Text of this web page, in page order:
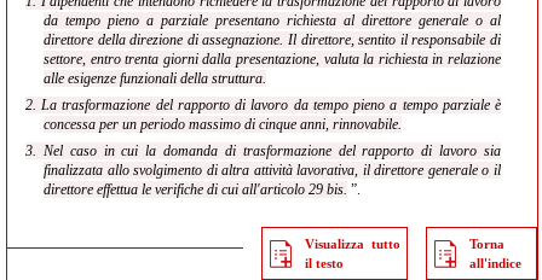
da tempo pieno a parziale presentano richiesta al direttore generale o al
direttore della direzione di assegnazione. Il direttore, sentito il responsabile di
settore, entro trenta giorni dalla presentazione, valuta la richiesta in relazione
alle esigenze funzionali della struttura.
2. La trasformazione del rapporto di lavoro da tempo pieno a tempo parziale è
concessa per un periodo massimo di cinque anni, rinnovabile.
3. Nel caso in cui la domanda di trasformazione del rapporto di lavoro sia
finalizzata allo svolgimento di altra attività lavorativa, il direttore generale o il
direttore effettua le verifiche di cui all'articolo 29 bis. ”.
Visualizza tutto
il testo
Torna
all'indice